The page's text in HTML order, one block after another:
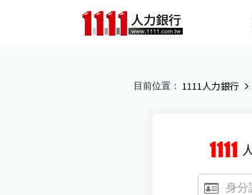
目前位置： 1111人力銀行